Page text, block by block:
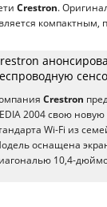
Crestron.
компактным, п
Crestron
2004 свою
Wi-Fi из
оснащена
10,4-